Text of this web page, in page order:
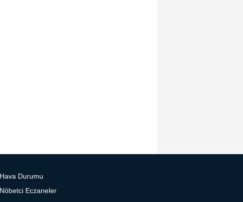
Hava Durumu
Nöbetci Eczaneler